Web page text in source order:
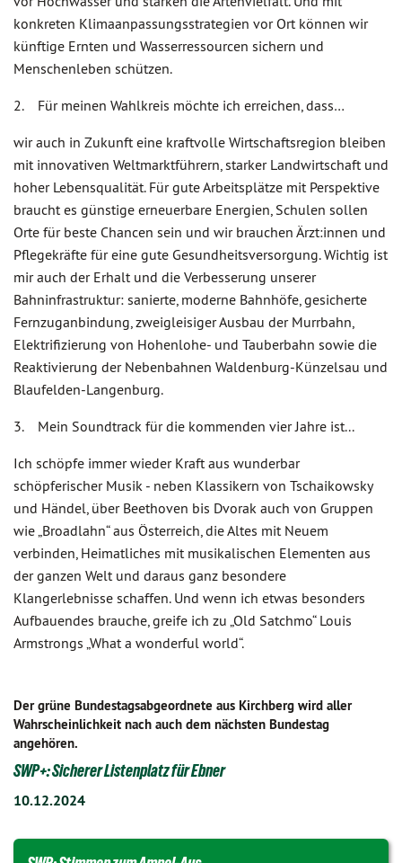
konkreten Klimaanpassungsstrategien vor Ort können wir
künftige Ernten und Wasserressourcen sichern und
Menschenleben schützen.
2. Für meinen Wahlkreis möchte ich erreichen, dass…
wir auch in Zukunft eine kraftvolle Wirtschaftsregion bleiben
mit innovativen Weltmarktführern, starker Landwirtschaft und
hoher Lebensqualität. Für gute Arbeitsplätze mit Perspektive
braucht es günstige erneuerbare Energien, Schulen sollen
Orte für beste Chancen sein und wir brauchen Ärzt:innen und
Pflegekräfte für eine gute Gesundheitsversorgung. Wichtig ist
mir auch der Erhalt und die Verbesserung unserer
Bahninfrastruktur: sanierte, moderne Bahnhöfe, gesicherte
Fernzuganbindung, zweigleisiger Ausbau der Murrbahn,
Elektrifizierung von Hohenlohe- und Tauberbahn sowie die
Reaktivierung der Nebenbahnen Waldenburg-Künzelsau und
Blaufelden-Langenburg.
3. Mein Soundtrack für die kommenden vier Jahre ist...
Ich schöpfe immer wieder Kraft aus wunderbar
schöpferischer Musik - neben Klassikern von Tschaikowsky
und Händel, über Beethoven bis Dvorak auch von Gruppen
wie „Broadlahn“ aus Österreich, die Altes mit Neuem
verbinden, Heimatliches mit musikalischen Elementen aus
der ganzen Welt und daraus ganz besondere
Klangerlebnisse schaffen. Und wenn ich etwas besonders
Aufbauendes brauche, greife ich zu „Old Satchmo“ Louis
Armstrongs „What a wonderful world“.
Der grüne Bundestagsabgeordnete aus Kirchberg wird aller
Wahrscheinlichkeit nach auch dem nächsten Bundestag
angehören.
SWP+: Sicherer Listenplatz für Ebner
10.12.2024